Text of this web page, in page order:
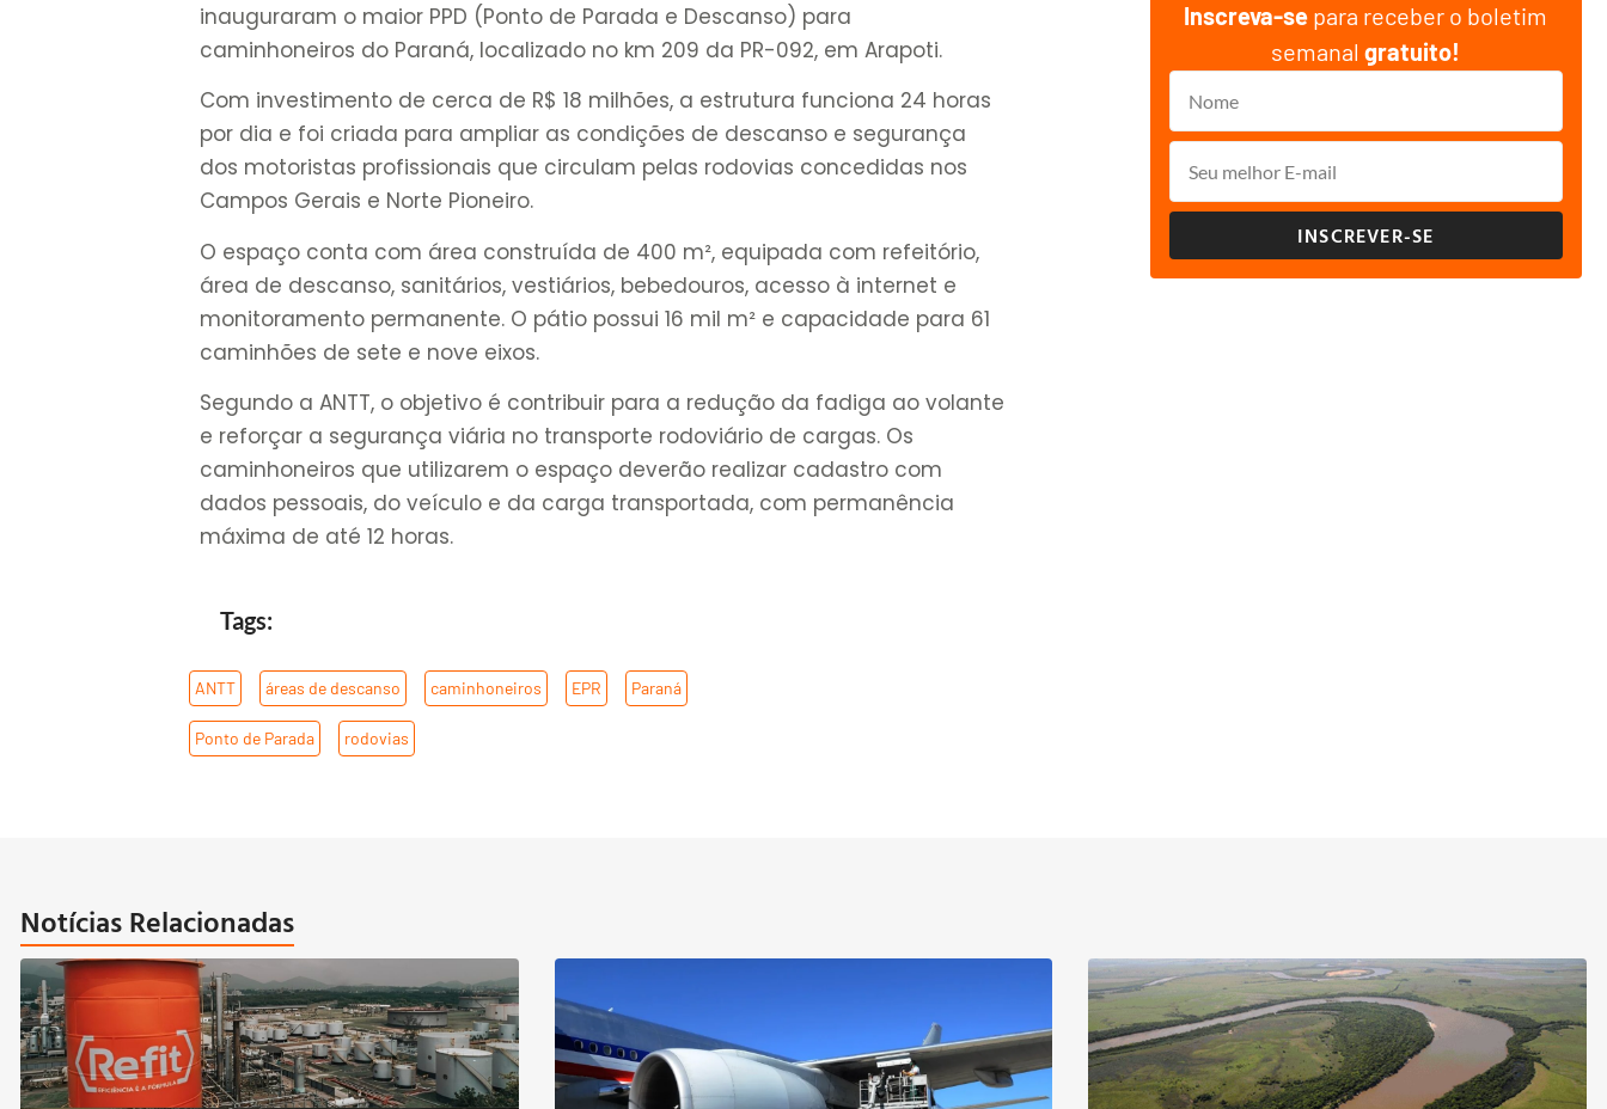
inauguraram o maior PPD (Ponto de Parada e Descanso) para
caminhoneiros do Paraná, localizado no km 209 da PR-092, em Arapoti.
Com investimento de cerca de R$ 18 milhões, a estrutura funciona 24 horas
por dia e foi criada para ampliar as condições de descanso e segurança
dos motoristas profissionais que circulam pelas rodovias concedidas nos
Campos Gerais e Norte Pioneiro.
O espaço conta com área construída de 400 m², equipada com refeitório,
área de descanso, sanitários, vestiários, bebedouros, acesso à internet e
monitoramento permanente. O pátio possui 16 mil m² e capacidade para 61
caminhões de sete e nove eixos.
Segundo a ANTT, o objetivo é contribuir para a redução da fadiga ao volante
e reforçar a segurança viária no transporte rodoviário de cargas. Os
caminhoneiros que utilizarem o espaço deverão realizar cadastro com
dados pessoais, do veículo e da carga transportada, com permanência
máxima de até 12 horas.
Tags:
ANTT áreas de descanso caminhoneiros EPR Paraná
Ponto de Parada rodovias
Inscreva-se para receber o boletim
semanalgratuito!
INSCREVER-SE
Notícias Relacionadas